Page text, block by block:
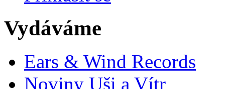
Vydáváme
Ears & Wind Records
Noviny Uši a Vítr